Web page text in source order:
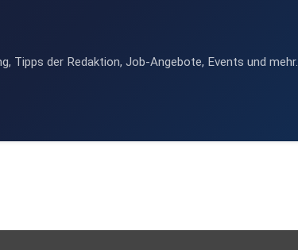
Tipps der Redaktion, Job-Angebote, Events und mehr.